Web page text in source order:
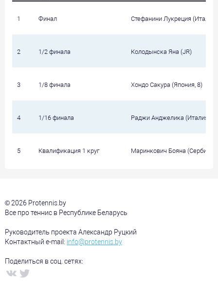
1 Финал Стефанини Лукреция (Италия,
2 1/2 финала Колодынска Яна (JR)
3 1/8 финала Хондо Сакура (Япония, 8)
4 1/16 финала Раджи Анджелика (Италия, Q)
5 Квалификация 1 круг Маринкович Бояна (Сербия, 8)
© 2026 Protennis.by
Все про теннис в Республике Беларусь
Руководитель проекта Александр Руцкий
Контактный e-mail: info@protennis.by
Поделиться в соц. сетях: